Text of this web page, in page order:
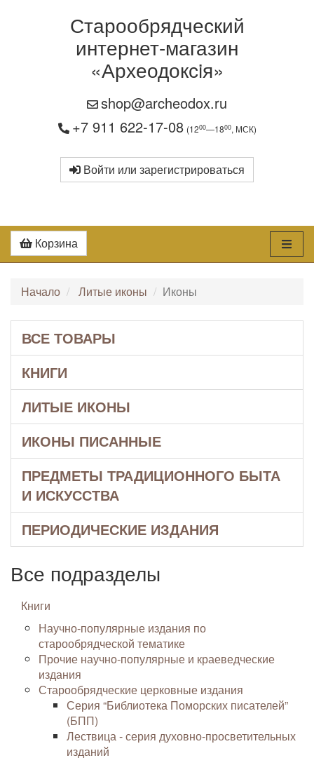
Старообрядческий
интернет-магазин
«Археодоксiя»
shop@archeodox.ru
+7 911 622-17-08 (1200—1800, МСК)
Войти или зарегистрироваться
Корзина
Начало Литые иконы Иконы
ВСЕ ТОВАРЫ
КНИГИ
ЛИТЫЕ ИКОНЫ
ИКОНЫ ПИСАННЫЕ
ПРЕДМЕТЫ ТРАДИЦИОННОГО БЫТА
И ИСКУССТВА
ПЕРИОДИЧЕСКИЕ ИЗДАНИЯ
Все подразделы
Книги
Научно-популярные издания по
старообрядческой тематике
Прочие научно-популярные и краеведческие
издания
Старообрядческие церковные издания
Серия “Библиотека Поморских писателей”
(БПП)
Лествица - серия духовно-просветительных
изданий